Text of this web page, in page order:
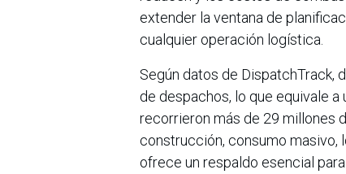
extender la ventana de
cualquier operación logística.
Según datos de DispatchTrack,
de despachos, lo que equivale
recorrieron más de 29 millones
construcción, consumo masivo,
ofrece un respaldo esencial